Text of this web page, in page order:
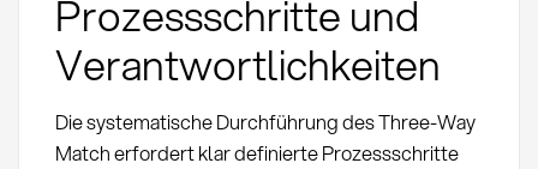
Prozessschritte und
Verantwortlichkeiten
Die systematische Durchführung des Three-Way
Match erfordert klar definierte Prozessschritte